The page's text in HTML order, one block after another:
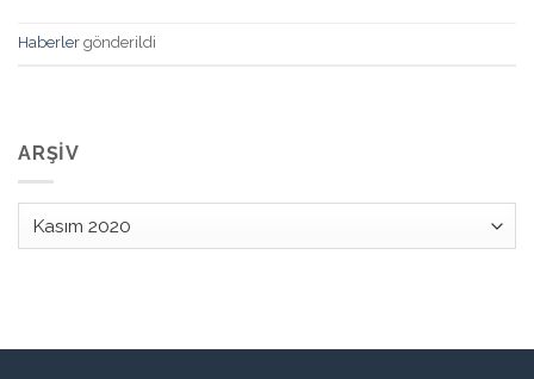
Haberler gönderildi
ARŞIV
Arşiv